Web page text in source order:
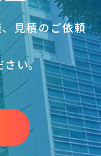
見積のご依頼
さい｡